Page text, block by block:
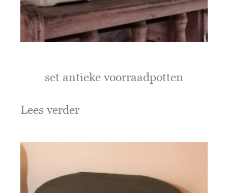
set antieke voorraadpotten
Lees verder